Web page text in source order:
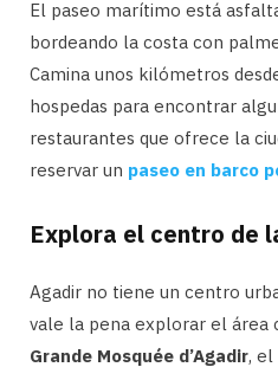
El paseo marítimo está
bordeando la costa con
Camina unos kilómetros
hospedas para encontrar
restaurantes que ofrece la
reservar un paseo en barco
Explora el centro de
Agadir no tiene un centro
vale la pena explorar el área
Grande Mosquée d’Agadir, el